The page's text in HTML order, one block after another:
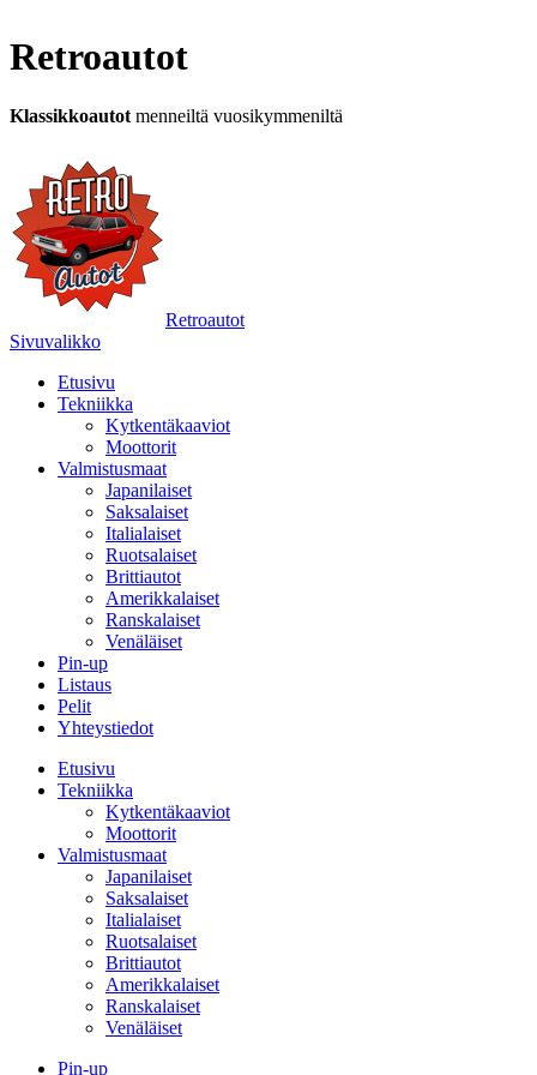
Retroautot
Klassikkoautot menneiltä vuosikymmeniltä
Retroautot
Sivuvalikko
Etusivu
Tekniikka
Kytkentäkaaviot
Moottorit
Valmistusmaat
Japanilaiset
Saksalaiset
Italialaiset
Ruotsalaiset
Brittiautot
Amerikkalaiset
Ranskalaiset
Venäläiset
Pin-up
Listaus
Pelit
Yhteystiedot
Etusivu
Tekniikka
Kytkentäkaaviot
Moottorit
Valmistusmaat
Japanilaiset
Saksalaiset
Italialaiset
Ruotsalaiset
Brittiautot
Amerikkalaiset
Ranskalaiset
Venäläiset
Pin-up